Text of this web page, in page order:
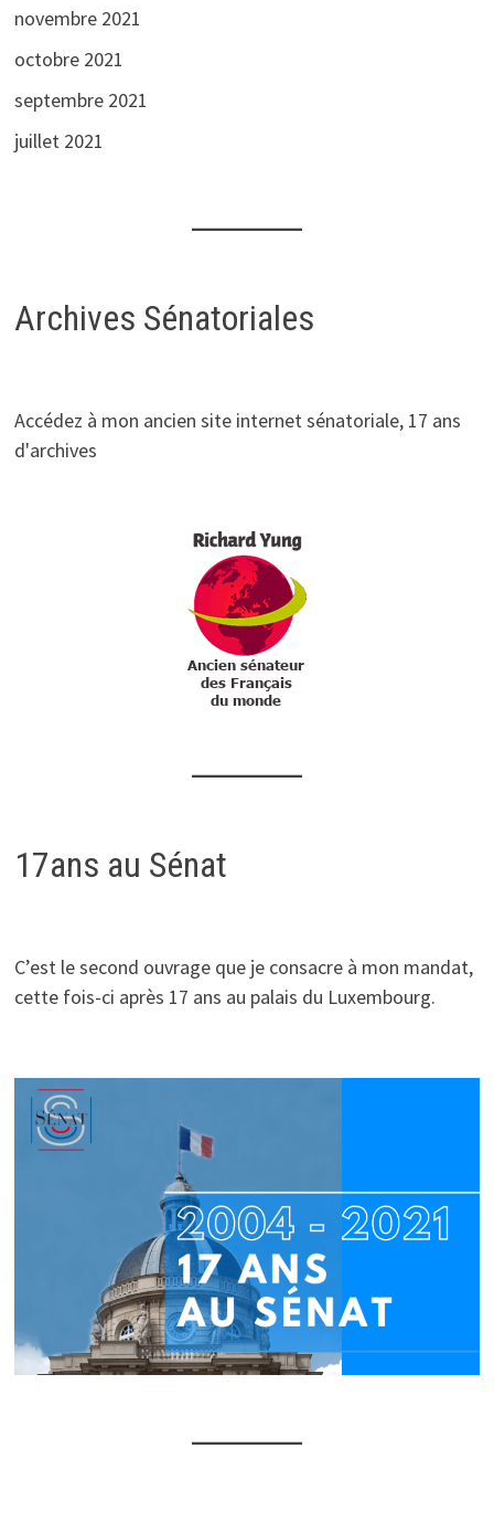
novembre 2021
octobre 2021
septembre 2021
juillet 2021
Archives Sénatoriales
Accédez à mon ancien site internet sénatoriale, 17 ans
d'archives
17ans au Sénat
C’est le second ouvrage que je consacre à mon mandat,
cette fois-ci après 17 ans au palais du Luxembourg.